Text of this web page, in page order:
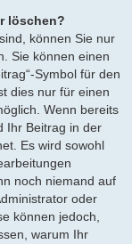
löschen?
können Sie nur
Sie können einen
Symbol für den
dies nur für einen
Wenn bereits
Ihr Beitrag in der
Es wird sowohl
noch niemand auf
oder
können jedoch,
warum Ihr